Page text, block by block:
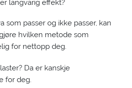
langvarig effekt?
som passer og ikke passer, kan
hvilken metode som
for nettopp deg.
Da er kanskje
for deg.